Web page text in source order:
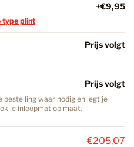
+€9,95
type plint
Prijs volgt
Prijs volgt
bestelling waar nodig en legt je
je inloopmat op maat.
€205,07